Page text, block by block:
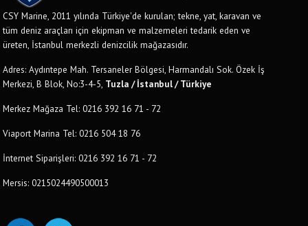
CSY Marine, 2011 yılında Türkiye'de kurulan; tekne, yat, karavan ve
tüm deniz araçları için ekipman ve malzemeleri tedarik eden ve
üreten, İstanbul merkezli denizcilik mağazasıdır.
Adres: Aydıntepe Mah. Tersaneler Bölgesi, Harmandalı Sok. Özek İş
Merkezi, B Blok, No:3-4-5, Tuzla / İstanbul / Türkiye
Merkez Mağaza Tel: 0216 392 16 71 - 72
Viaport Marina Tel: 0216 504 18 76
İnternet Siparişleri: 0216 392 16 71 - 72
Mersis: 0215024490500013